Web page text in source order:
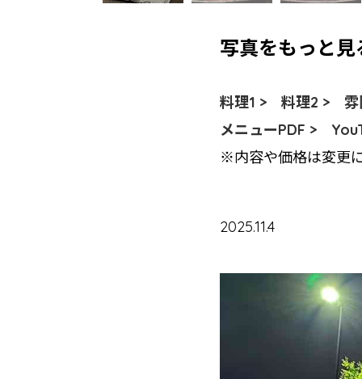
写真をもっと見
料理1 > 料理2 >
雰
メニューPDF >
※内容や価格は変更
2025.11.4